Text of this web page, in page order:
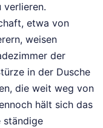
verlieren.
etwa von
weisen
der
in der Dusche
die weit weg von
hält sich das
ständige